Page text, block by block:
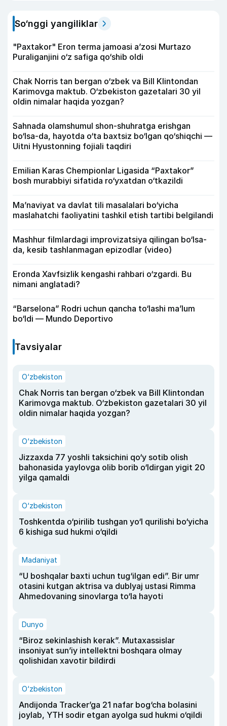
So‘nggi yangiliklar
"Paxtakor" Eron terma jamoasi a’zosi Murtazo
Puraliganjini o‘z safiga qo‘shib oldi
Chak Norris tan bergan o‘zbek va Bill Klintondan
Karimovga maktub. O‘zbekiston gazetalari 30 yil
oldin nimalar haqida yozgan?
Sahnada olamshumul shon-shuhratga erishgan
bo‘lsa-da, hayotda o‘ta baxtsiz bo‘lgan qo‘shiqchi —
Uitni Hyustonning fojiali taqdiri
Emilian Karas Chempionlar Ligasida “Paxtakor”
bosh murabbiyi sifatida ro‘yxatdan o‘tkazildi
Ma’naviyat va davlat tili masalalari bo‘yicha
maslahatchi faoliyatini tashkil etish tartibi belgilandi
Mashhur filmlardagi improvizatsiya qilingan bo‘lsa-
da, kesib tashlanmagan epizodlar (video)
Eronda Xavfsizlik kengashi rahbari o‘zgardi. Bu
nimani anglatadi?
“Barselona” Rodri uchun qancha to‘lashi ma’lum
bo‘ldi — Mundo Deportivo
Tavsiyalar
O‘zbekiston
Chak Norris tan bergan o‘zbek va Bill Klintondan
Karimovga maktub. O‘zbekiston gazetalari 30 yil
oldin nimalar haqida yozgan?
O‘zbekiston
Jizzaxda 77 yoshli taksichini qo‘y sotib olish
bahonasida yaylovga olib borib o‘ldirgan yigit 20
yilga qamaldi
O‘zbekiston
Toshkentda o‘pirilib tushgan yo‘l qurilishi bo‘yicha
6 kishiga sud hukmi o‘qildi
Madaniyat
“U boshqalar baxti uchun tug‘ilgan edi”. Bir umr
otasini kutgan aktrisa va dublyaj ustasi Rimma
Ahmedovaning sinovlarga to‘la hayoti
Dunyo
“Biroz sekinlashish kerak”. Mutaxassislar
insoniyat sun’iy intellektni boshqara olmay
qolishidan xavotir bildirdi
O‘zbekiston
Andijonda Tracker’ga 21 nafar bog‘cha bolasini
joylab, YTH sodir etgan ayolga sud hukmi o‘qildi